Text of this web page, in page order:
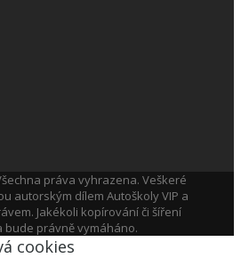
práva vyhrazena. Veškeré
autorským dílem Autoškoly VIP a
Jakékoli kopírování či šíření
právně vymáháno.
cookies